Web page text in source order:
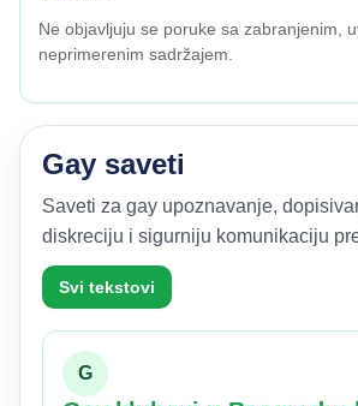
Ne objavljuju se poruke sa zabranjenim,
neprimerenim sadržajem.
Gay saveti
Saveti za gay upoznavanje,
diskreciju i sigurniju komunikaciju
Svi tekstovi
G